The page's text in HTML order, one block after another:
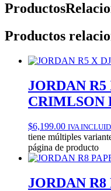
Productos
Productos
JORDAN
CRIMLSON
$6,199.00 IVA
tiene múltiples
página de producto
JORDAN